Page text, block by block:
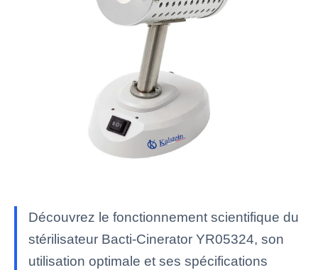
Découvrez le fonctionnement scientifique du
stérilisateur Bacti-Cinerator YR05324, son
utilisation optimale et ses spécifications